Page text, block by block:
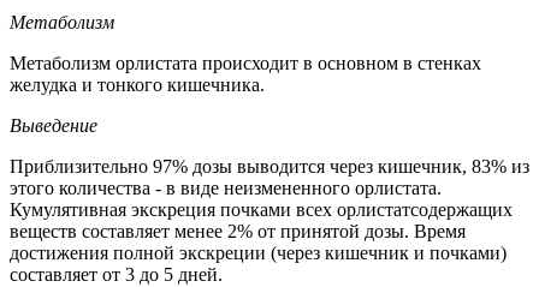
Метаболизм
Метаболизм орлистата происходит в основном в стенках
желудка и тонкого кишечника.
Выведение
Приблизительно 97% дозы выводится через кишечник, 83% из
этого количества - в виде неизмененного орлистата.
Кумулятивная экскреция почками всех орлистатсодержащих
веществ составляет менее 2% от принятой дозы. Время
достижения полной экскреции (через кишечник и почками)
составляет от 3 до 5 дней.